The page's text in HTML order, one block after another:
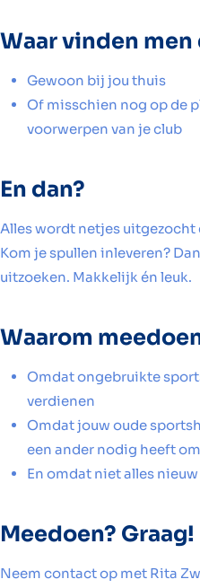
Waar vinden
Gewoon bij jou thuis
Of misschien nog op de
voorwerpen van je club
En dan?
Alles wordt netjes uitgezocht
Kom je spullen inleveren?
uitzoeken. Makkelijk én leuk.
Waarom
Omdat ongebruikte
verdienen
Omdat jouw oude
een ander nodig heeft
En omdat niet alles
Meedoen? Graag!
Neem contact op met Rita